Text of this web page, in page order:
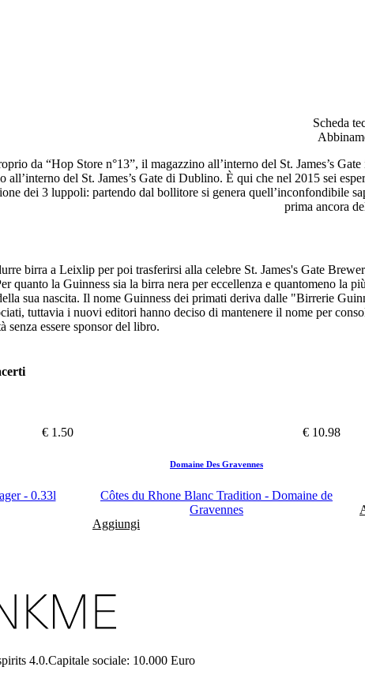
Scheda
da “Hop Store n°13”, il magazzino all’interno del St. James’s
all’interno del St. James’s Gate di Dublino. È qui che nel 2015 sei
dei 3 luppoli: partendo dal bollitore si genera quell’inconfondibile
prima ancora
birra a Leixlip per poi trasferirsi alla celebre St. James's Gate
quanto la Guinness sia la birra nera per eccellenza e quantomeno
sua nascita. Il nome Guinness dei primati deriva dalle "Birrerie
tuttavia i nuovi editori hanno deciso di mantenere il nome per
essere sponsor del libro.
€ 1.50
- 0.33l
€ 10.98
Domaine Des Gravennes
Côtes du Rhone Blanc Tradition - Domaine de
Gravennes
Aggiungi
4.0.Capitale sociale: 10.000 Euro